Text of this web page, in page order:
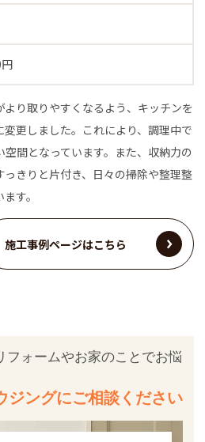
り取りやすくなるよう、キッチンを
更しました。これにより、調理中で
間となっています。また、収納力の
きりと片付き、日々の掃除や整理整
す。
施工事例ページはこちら
フォームやお家のことでお悩
ジングにご相談ください